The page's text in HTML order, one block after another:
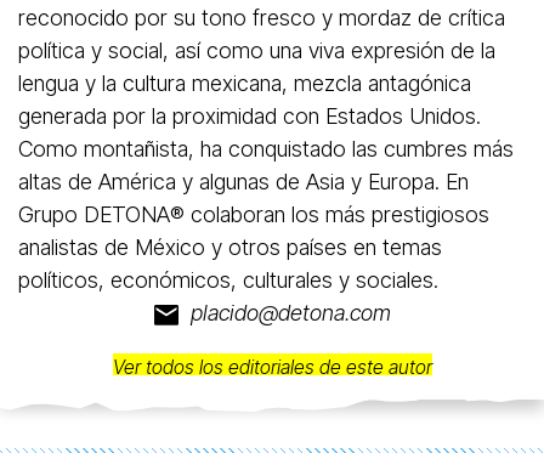
reconocido por su tono fresco y mordaz de crítica
política y social, así como una viva expresión de la
lengua y la cultura mexicana, mezcla antagónica
generada por la proximidad con Estados Unidos.
Como montañista, ha conquistado las cumbres más
altas de América y algunas de Asia y Europa. En
Grupo DETONA®️ colaboran los más prestigiosos
analistas de México y otros países en temas
políticos, económicos, culturales y sociales.
placido@detona.com
Ver todos los editoriales de este autor